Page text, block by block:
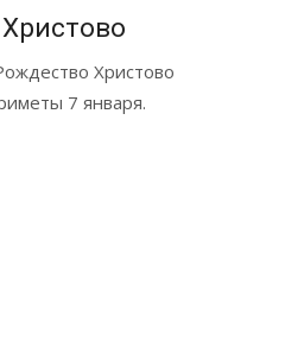
Христово
7 января.